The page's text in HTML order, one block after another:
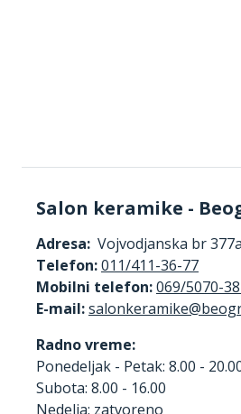
Salon keramike -
Adresa: Vojvodjanska br
Telefon:011/411-36-77
Mobilni telefon:069/5070-
E-mail:
Radno vreme:
Ponedeljak - Petak: 8.00 -
Subota: 8.00 - 16.00
Nedelja: zatvoreno